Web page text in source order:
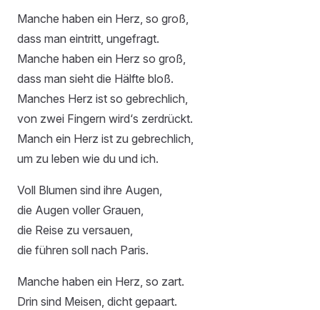
Manche haben ein Herz, so groß,
dass man eintritt, ungefragt.
Manche haben ein Herz so groß,
dass man sieht die Hälfte bloß.
Manches Herz ist so gebrechlich,
von zwei Fingern wird‘s zerdrückt.
Manch ein Herz ist zu gebrechlich,
um zu leben wie du und ich.
Voll Blumen sind ihre Augen,
die Augen voller Grauen,
die Reise zu versauen,
die führen soll nach Paris.
Manche haben ein Herz, so zart.
Drin sind Meisen, dicht gepaart.